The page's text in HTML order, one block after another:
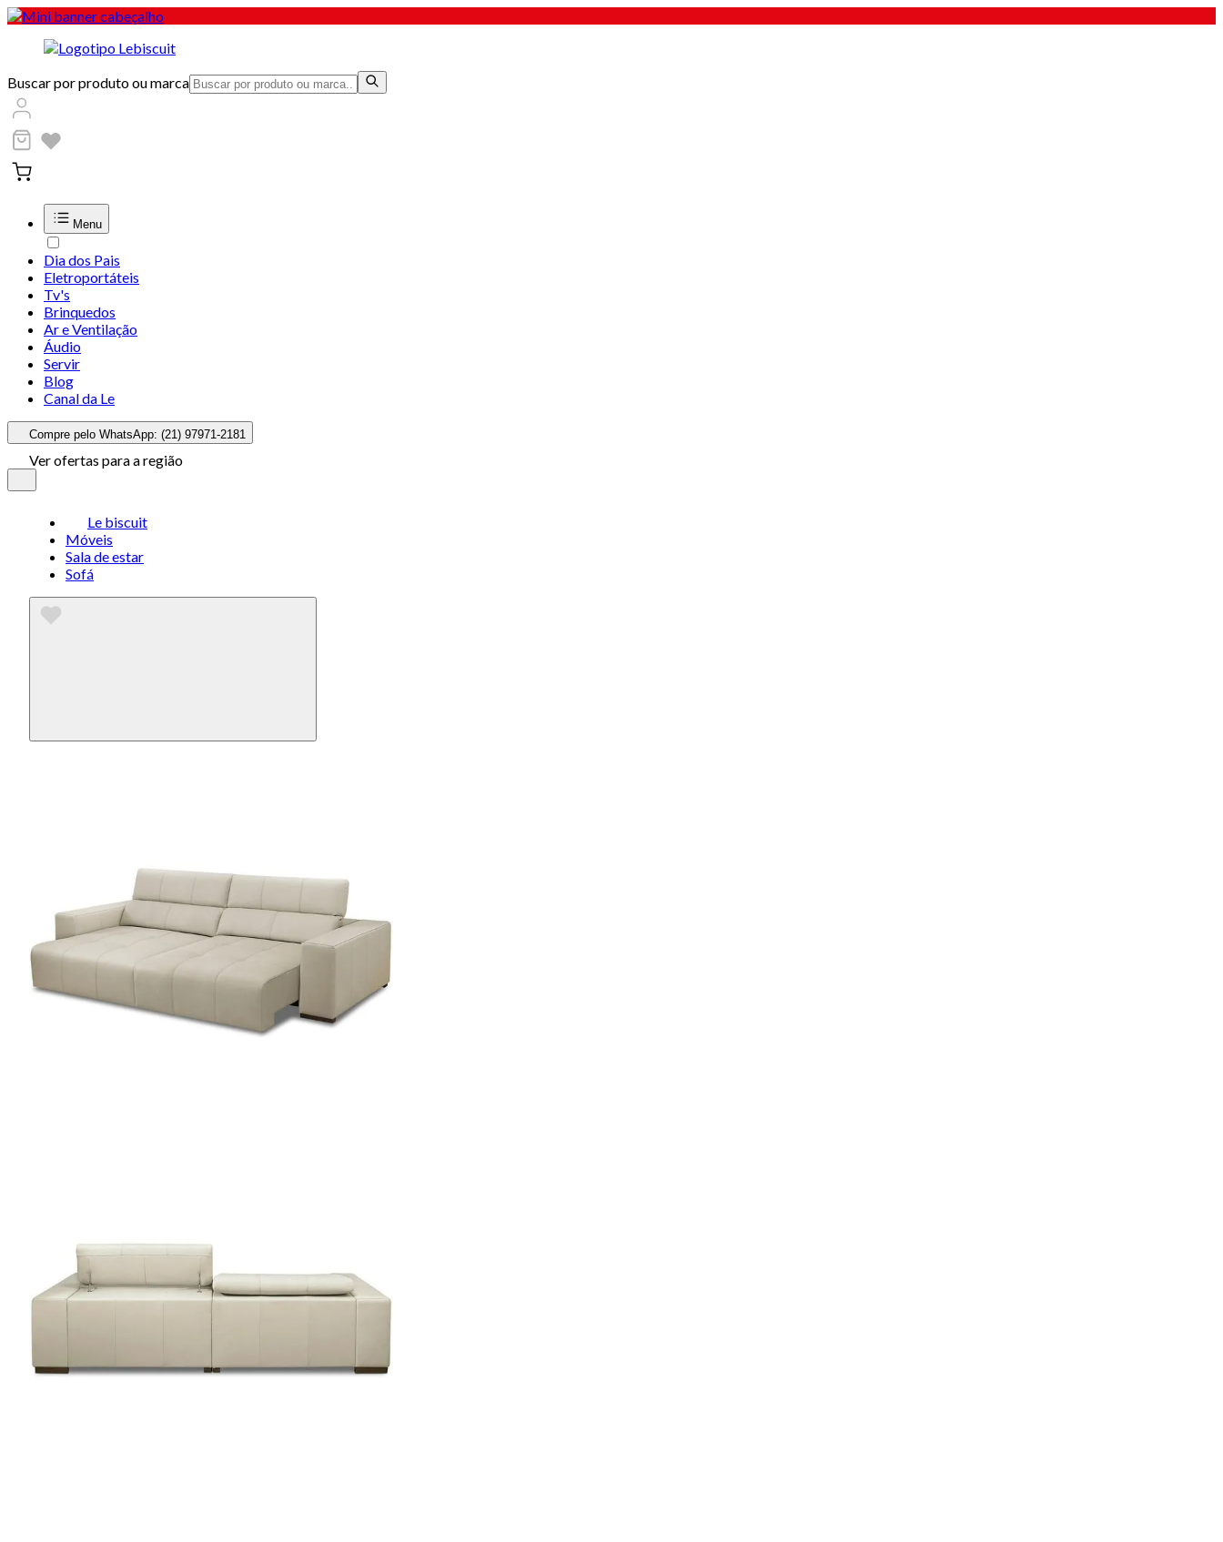
Buscar por produto ou marca
Menu
Dia dos Pais
Eletroportáteis
Tv's
Brinquedos
Ar e Ventilação
Áudio
Servir
Blog
Canal da Le
Compre pelo WhatsApp: (21) 97971-2181
Ver ofertas para a região
Le biscuit
Móveis
Sala de estar
Sofá